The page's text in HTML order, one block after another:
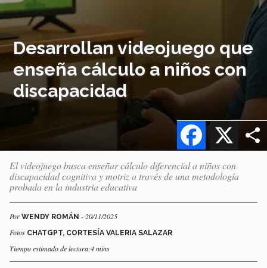
Desarrollan videojuego que
enseña cálculo a niños con
discapacidad
X
Facebook
El videojuego busca enseñar cálculo diferencial a niños con
discapacidad cognitiva y motriz a través de una metodología
probada en la industria educativa
Por WENDY ROMÁN - 20/11/2025
Fotos CHATGPT, CORTESÍA VALERIA SALAZAR
Tiempo estimado de lectura:4 mins